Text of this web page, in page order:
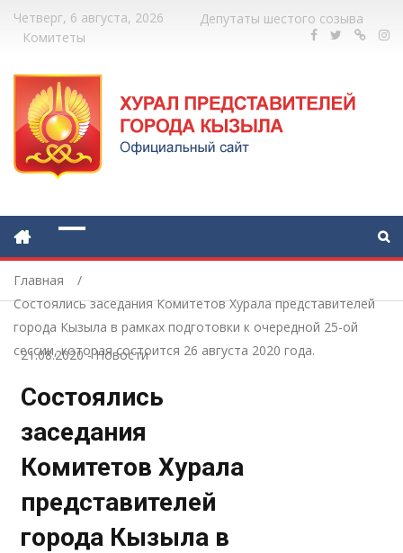
Четверг, 6 августа, 2026
Депутаты шестого созыва
Комитеты
Главная
Состоялись заседания Комитетов Хурала представителей
города Кызыла в рамках подготовки к очередной 25-ой
сессии, которая состоится 26 августа 2020 года.
21.08.2020- Новости
Состоялись
заседания
Комитетов Хурала
представителей
города Кызыла в